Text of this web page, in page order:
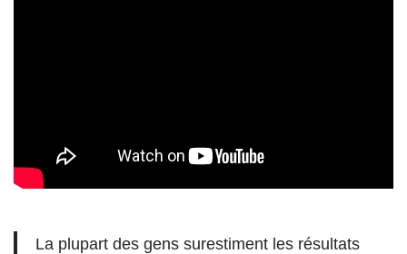
La plupart des gens surestiment les résultats